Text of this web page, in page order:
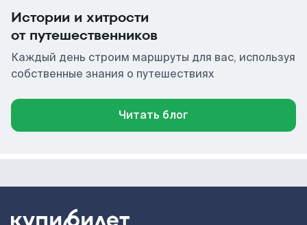
Истории и хитрости
от путешественников
Каждый день строим маршруты для вас, используя
собственные знания о путешествиях
Читать блог